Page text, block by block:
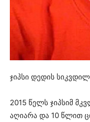
ჯიპსი დედის
2015 წელს ჯიპსიმ
აღიარა და 10 წლით